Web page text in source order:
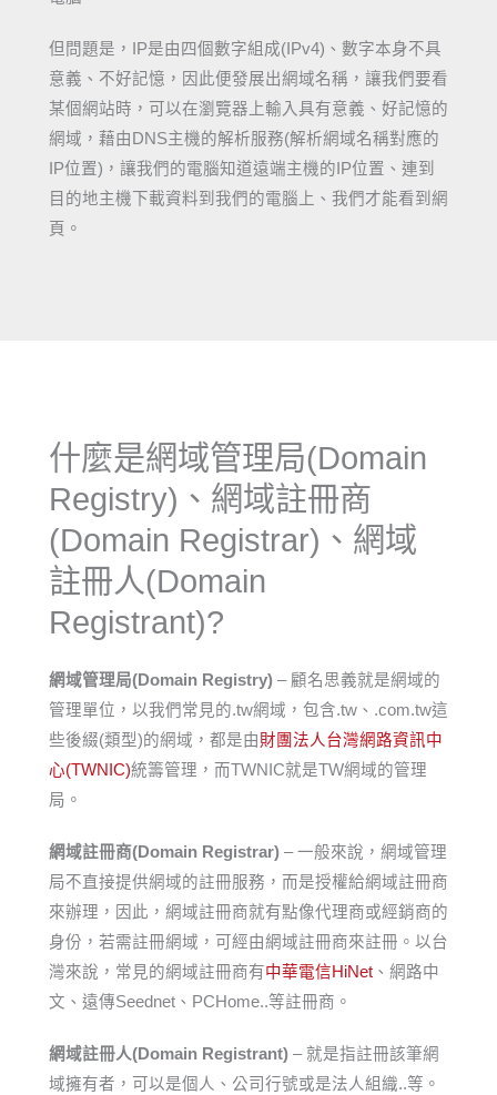
但問題是，IP是由四個數字組成(IPv4)、數字本身不具
意義、不好記憶，因此便發展出網域名稱，讓我們要看
某個網站時，可以在瀏覽器上輸入具有意義、好記憶的
網域，藉由DNS主機的解析服務(解析網域名稱對應的
IP位置)，讓我們的電腦知道遠端主機的IP位置、連到
目的地主機下載資料到我們的電腦上、我們才能看到網
頁。
什麼是網域管理局(Domain
Registry)、網域註冊商
(Domain Registrar)、網域
註冊人(Domain
Registrant)?
網域管理局(Domain Registry)– 顧名思義就是網域的
管理單位，以我們常見的.tw網域，包含.tw、.com.tw這
些後綴(類型)的網域，都是由財團法人台灣網路資訊中
心(TWNIC)統籌管理，而TWNIC就是TW網域的管理
局。
網域註冊商(Domain Registrar)– 一般來說，網域管理
局不直接提供網域的註冊服務，而是授權給網域註冊商
來辦理，因此，網域註冊商就有點像代理商或經銷商的
身份，若需註冊網域，可經由網域註冊商來註冊。以台
灣來說，常見的網域註冊商有中華電信HiNet、網路中
文、遠傳Seednet、PCHome..等註冊商。
網域註冊人(Domain Registrant)– 就是指註冊該筆網
域擁有者，可以是個人、公司行號或是法人組織..等。